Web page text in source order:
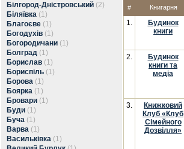
Білгород-Дністровський (2)
Біляївка (1)
Благоєве (1)
Богодухів (1)
Богородичани (1)
Болград (1)
Борислав (1)
Бориспіль (1)
Борова (1)
Боярка (1)
Бровари (1)
Буди (1)
Буча (1)
Варва (1)
Васильківка (1)
# Книгарня
1.
Будинок
книги
2.
Будинок
книги та
медіа
3.
Книжковий
Клуб «Клуб
Сімейного
Дозвілля»